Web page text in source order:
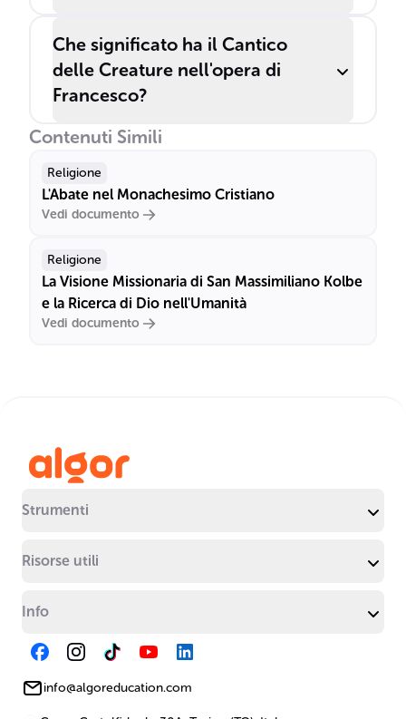
Che significato ha il Cantico
delle Creature nell'opera di
Francesco?
Contenuti Simili
Religione
L'Abate nel Monachesimo Cristiano
Vedi documento
Religione
La Visione Missionaria di San Massimiliano Kolbe
e la Ricerca di Dio nell'Umanità
Vedi documento
Strumenti
Risorse utili
Info
info@algoreducation.com